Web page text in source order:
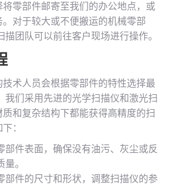
零部件邮寄至我们的办公地点，或
对于较大或不便搬运的机械零部
团队可以前往客户现场进行操作。
术人员会根据零部件的特性选择最
我们采用先进的光学扫描仪和激光扫
和复杂结构下都能获得高精度的扫
：
部件表面，确保没有油污、灰尘或反
。
部件的尺寸和形状，调整扫描仪的参